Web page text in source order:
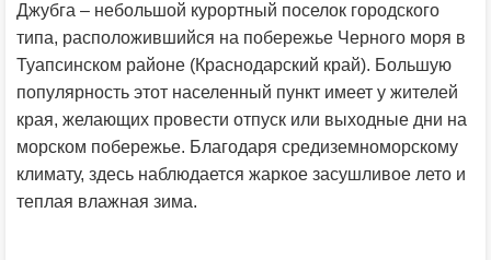
Джубга – небольшой курортный поселок городского
типа, расположившийся на побережье Черного моря в
Туапсинском районе (Краснодарский край). Большую
популярность этот населенный пункт имеет у жителей
края, желающих провести отпуск или выходные дни на
морском побережье. Благодаря средиземноморскому
климату, здесь наблюдается жаркое засушливое лето и
теплая влажная зима.